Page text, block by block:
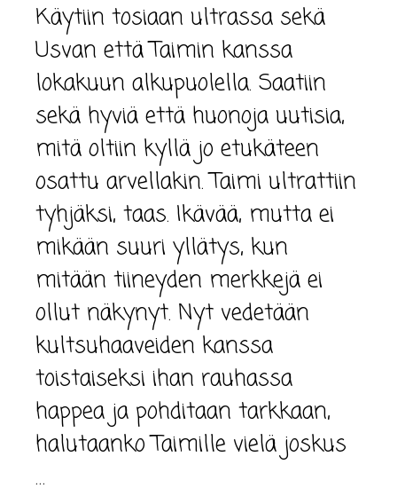
Käytiin tosiaan ultrassa sekä
Usvan että Taimin kanssa
lokakuun alkupuolella. Saatiin
sekä hyviä että huonoja uutisia,
mitä oltiin kyllä jo etukäteen
osattu arvellakin. Taimi ultrattiin
tyhjäksi, taas. Ikävää, mutta ei
mikään suuri yllätys, kun
mitään tiineyden merkkejä ei
ollut näkynyt. Nyt vedetään
kultsuhaaveiden kanssa
toistaiseksi ihan rauhassa
happea ja pohditaan tarkkaan,
halutaanko Taimille vielä joskus
…